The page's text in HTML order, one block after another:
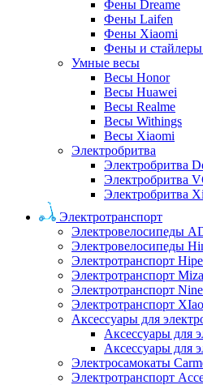
Фены Dreame
Фены Laifen
Фены Xiaomi
Фены и
Умные весы
Весы Honor
Весы Huawei
Весы Realme
Весы Withings
Весы Xiaomi
Электробритва
Электробритва
Электробритва
Электробритва
Электротранспорт
Электровелосипеды
Электровелосипеды
Электротранспорт
Электротранспорт
Электротранспорт
Электротранспорт
Аксессуары для
Аксессуары для
Аксессуары для
Электросамокаты
Электротранспорт